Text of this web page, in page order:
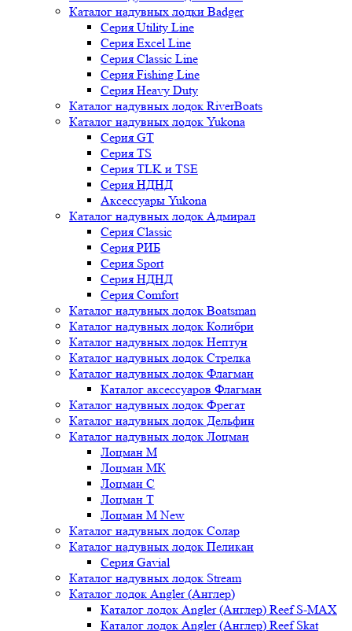
Каталог надувных лодки Badger
Серия Utility Line
Серия Excel Line
Серия Classic Line
Серия Fishing Line
Серия Heavy Duty
Каталог надувных лодок RiverBoats
Каталог надувных лодок Yukona
Серия GT
Серия TS
Серия TLK и TSE
Серия НДНД
Аксессуары Yukona
Каталог надувных лодок Адмирал
Серия Classic
Серия РИБ
Серия Sport
Серия НДНД
Серия Comfort
Каталог надувных лодок Boatsman
Каталог надувных лодок Колибри
Каталог надувных лодок Нептун
Каталог надувных лодок Стрелка
Каталог надувных лодок Флагман
Каталог аксессуаров Флагман
Каталог надувных лодок Фрегат
Каталог надувных лодок Дельфин
Каталог надувных лодок Лоцман
Лоцман М
Лоцман МК
Лоцман С
Лоцман Т
Лоцман М New
Каталог надувных лодок Солар
Каталог надувных лодок Пеликан
Серия Gavial
Каталог надувных лодок Stream
Каталог лодок Angler (Англер)
Каталог лодок Angler (Англер) Reef S-MAX
Каталог лодок Angler (Англер) Reef Skat